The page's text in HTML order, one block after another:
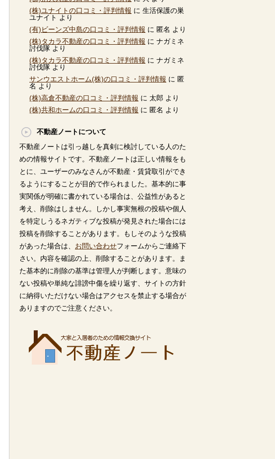
(株)ユナイトの口コミ・評判情報 に 生活保護の巣
ユナイト より
(有)ビーンズ中島の口コミ・評判情報 に 匿名 より
(株)タカラ不動産の口コミ・評判情報 に ナガミネ
討伐隊 より
(株)タカラ不動産の口コミ・評判情報 に ナガミネ
討伐隊 より
サンウエストホーム(株)の口コミ・評判情報 に 匿
名 より
(株)高倉不動産の口コミ・評判情報 に 太郎 より
(株)共和ホームの口コミ・評判情報 に 匿名 より
不動産ノートについて
不動産ノートは引っ越しを真剣に検討している人のた
めの情報サイトです。不動産ノートは正しい情報をも
とに、ユーザーのみなさんが不動産・賃貸取引ができ
るようにすることが目的で作られました。基本的に事
実関係が明確に書かれている場合は、公益性があると
考え、削除はしません。しかし事実無根の投稿や個人
を特定しうるネガティブな投稿が発見された場合には
投稿を削除することがあります。もしそのような投稿
があった場合は、 お問い合わせフォームからご連絡下
さい。内容を確認の上、削除することがあります。ま
た基本的に削除の基準は管理人が判断します。意味の
ない投稿や単純な誹謗中傷を繰り返す、サイトの方針
に納得いただけない場合はアクセスを禁止する場合が
ありますのでご注意ください。